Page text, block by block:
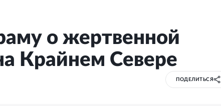
о жертвенной
Крайнем Севере
ПОДЕЛИТЬСЯ